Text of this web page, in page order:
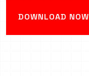
DOWNLOAD NOW